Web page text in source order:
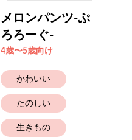
メロンパンツ-ぷ
ろろーぐ-
4歳〜5歳向け
かわいい
たのしい
生きもの